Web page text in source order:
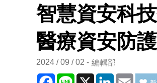
智慧資安科
醫療資安防
2024 / 09 / 02 編輯部
Facebook
Line X LinkedInEmail